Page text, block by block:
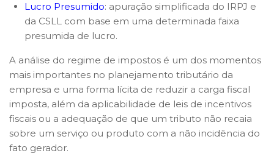
Lucro Presumido: apuração simplificada do IRPJ e
da CSLL com base em uma determinada faixa
presumida de lucro.
A análise do regime de impostos é um dos momentos
mais importantes no planejamento tributário da
empresa e uma forma lícita de reduzir a carga fiscal
imposta, além da aplicabilidade de leis de incentivos
fiscais ou a adequação de que um tributo não recaia
sobre um serviço ou produto com a não incidência do
fato gerador.